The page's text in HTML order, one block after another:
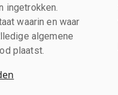
ingetrokken.
waarin en waar
algemene
plaatst.